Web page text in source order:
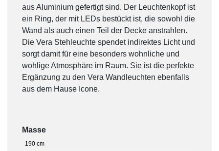
aus Aluminium gefertigt sind. Der Leuchtenkopf ist
ein Ring, der mit LEDs bestückt ist, die sowohl die
Wand als auch einen Teil der Decke anstrahlen.
Die Vera Stehleuchte spendet indirektes Licht und
sorgt damit für eine besonders wohnliche und
wohlige Atmosphäre im Raum. Sie ist die perfekte
Ergänzung zu den Vera Wandleuchten ebenfalls
aus dem Hause Icone.
Masse
190 cm